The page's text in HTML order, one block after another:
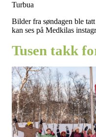
Turbua
Bilder fra søndagen ble
kan ses på Medkilas
Tusen takk